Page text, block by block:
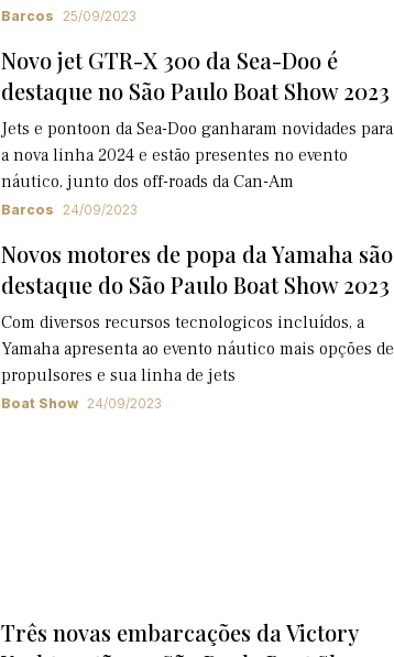
Barcos 25/09/2023
Novo jet GTR-X 300 da Sea-Doo é
destaque no São Paulo Boat Show 2023
Jets e pontoon da Sea-Doo ganharam novidades para
a nova linha 2024 e estão presentes no evento
náutico, junto dos off-roads da Can-Am
Barcos 24/09/2023
Novos motores de popa da Yamaha são
destaque do São Paulo Boat Show 2023
Com diversos recursos tecnologicos incluídos, a
Yamaha apresenta ao evento náutico mais opções de
propulsores e sua linha de jets
Boat Show 24/09/2023
Três novas embarcações da Victory